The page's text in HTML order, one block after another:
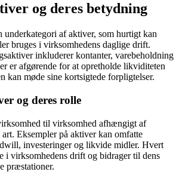
og deres betydning
af aktiver, som hurtigt kan
bruges i virksomhedens daglige drift.
inkluderer kontanter, varebeholdning
er afgørende for at opretholde likviditeten
kan møde sine kortsigtede forpligtelser.
og deres rolle
til virksomhed afhængigt af
Eksempler på aktiver kan omfatte
investeringer og likvide midler. Hvert
i virksomhedens drift og bidrager til dens
præstationer.